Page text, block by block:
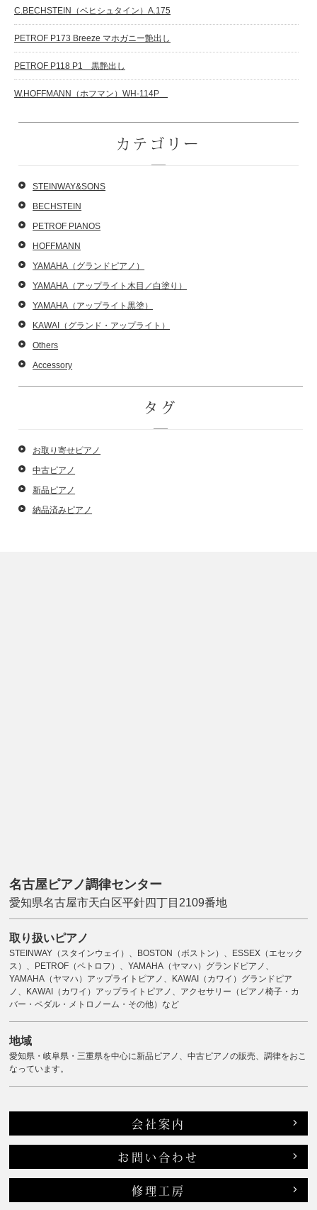
C.BECHSTEIN（ベヒシュタイン）A.175
PETROF P173 Breeze マホガニー艶出し
PETROF P118 P1 黒艶出し
W.HOFFMANN（ホフマン）WH-114P
カテゴリー
STEINWAY&SONS
BECHSTEIN
PETROF PIANOS
HOFFMANN
YAMAHA（グランドピアノ）
YAMAHA（アップライト木目／白塗り）
YAMAHA（アップライト黒塗）
KAWAI（グランド・アップライト）
Others
Accessory
タグ
お取り寄せピアノ
中古ピアノ
新品ピアノ
納品済みピアノ
名古屋ピアノ調律センター
愛知県名古屋市天白区平針四丁目2109番地
取り扱いピアノ
STEINWAY（スタインウェイ）、BOSTON（ボストン）、ESSEX（エセック
ス）、PETROF（ペトロフ）、YAMAHA（ヤマハ）グランドピアノ、
YAMAHA（ヤマハ）アップライトピアノ、KAWAI（カワイ）グランドピア
ノ、KAWAI（カワイ）アップライトピアノ、アクセサリー（ピアノ椅子・カ
バー・ペダル・メトロノーム・その他）など
地域
愛知県・岐阜県・三重県を中心に新品ピアノ、中古ピアノの販売、調律をおこ
なっています。
会社案内
お問い合わせ
修理工房